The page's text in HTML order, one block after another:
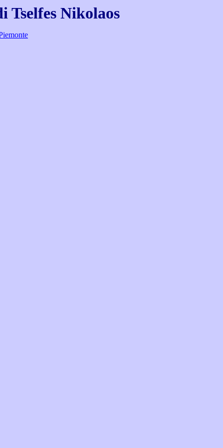
Tselfes Nikolaos